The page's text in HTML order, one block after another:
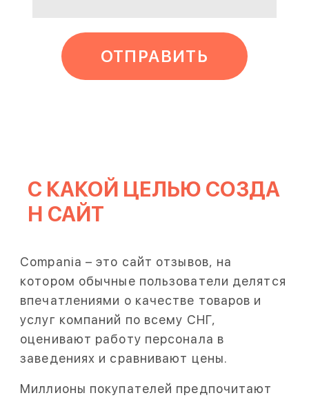
ОТПРАВИТЬ
С КАКОЙ ЦЕЛЬЮ СОЗДА
Н САЙТ
Compania – это сайт отзывов, на
котором обычные пользователи делятся
впечатлениями о качестве товаров и
услуг компаний по всему СНГ,
оценивают работу персонала в
заведениях и сравнивают цены.
Миллионы покупателей предпочитают